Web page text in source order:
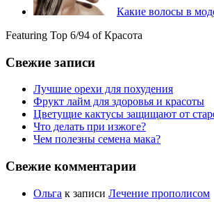
Какие волосы в
Featuring Top 6/94 of Красота
Свежие записи
Лучшие орехи для похудения
Фрукт лайм для здоровья и красоты
Цветущие кактусы защищают от
Что делать при изжоге?
Чем полезны семена мака?
Свежие комментарии
Ольга к записи Лечение прополисом